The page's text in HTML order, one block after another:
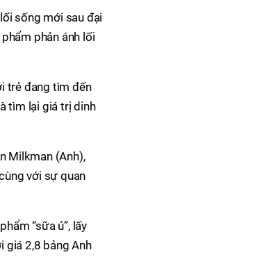
sống mới sau đại
phản ánh lối
trẻ đang tìm đến
tìm lại giá trị dinh
Milkman (Anh),
với sự quan
“sữa ủ”, lấy
giá 2,8 bảng Anh